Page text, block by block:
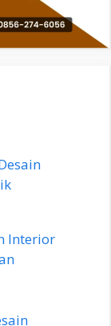
Interior